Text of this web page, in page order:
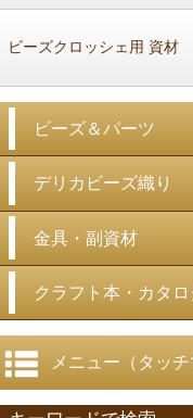
ビーズクロッシェ用 資材
ビーズ＆パーツ
デリカビーズ織り
金具・副資材
クラフト本・カタ
メニュー（タッ